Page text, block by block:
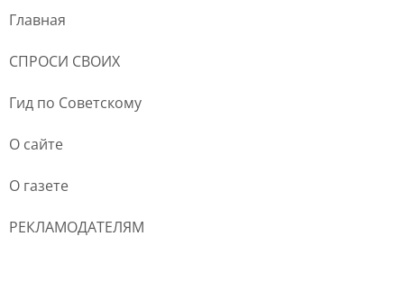
Главная
СПРОСИ СВОИХ
Гид по Советскому
О сайте
О газете
РЕКЛАМОДАТЕЛЯМ